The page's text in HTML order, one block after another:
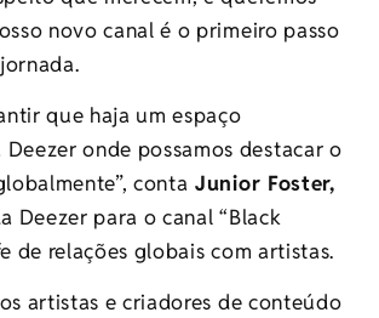
novo canal é o primeiro passo
que haja um espaço
onde possamos destacar o
conta Junior Foster,
Deezer para o canal “Black
de relações globais com artistas.
artistas e criadores de conteúdo